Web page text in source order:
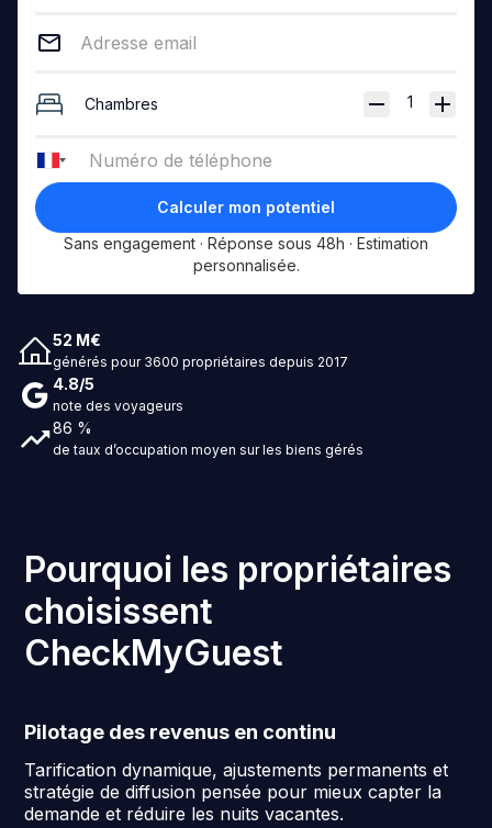
Chambres 1
France
+33
Sans engagement · Réponse sous 48h · Estimation
personnalisée.
52 M€
générés pour 3600 propriétaires depuis 2017
4.8/5
note des voyageurs
86 %
de taux d’occupation moyen sur les biens gérés
Pourquoi les propriétaires
choisissent
CheckMyGuest
Pilotage des revenus en continu
Tarification dynamique, ajustements permanents et
stratégie de diffusion pensée pour mieux capter la
demande et réduire les nuits vacantes.